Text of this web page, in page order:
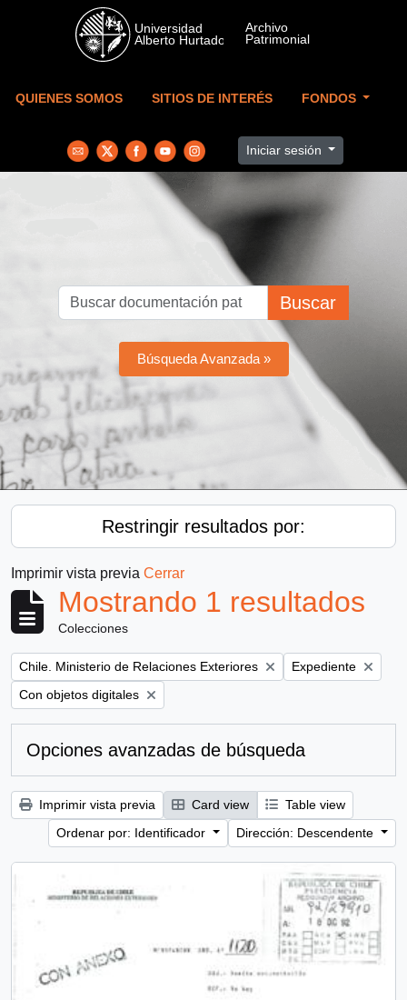
Skip to main content
QUIENES SOMOS SITIOS DE INTERÉS FONDOS
Iniciar sesión
Buscar
Búsqueda Avanzada »
Restringir resultados por:
Imprimir vista previa Cerrar
Mostrando 1 resultados
Colecciones
Remove filter:
Chile. Ministerio de Relaciones Exteriores Remove filter:
Expediente
Remove filter:
Con objetos digitales
Opciones avanzadas de búsqueda
Imprimir vista previa Card view
Table view
Ordenar por: Identificador
Dirección: Descendente